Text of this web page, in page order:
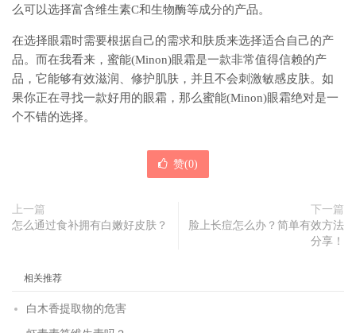
么可以选择富含维生素C和生物酶等成分的产品。
在选择眼霜时需要根据自己的需求和肤质来选择适合自己的产
品。而在我看来，蜜能(Minon)眼霜是一款非常值得信赖的产
品，它能够有效滋润、修护肌肤，并且不会刺激敏感皮肤。如
果你正在寻找一款好用的眼霜，那么蜜能(Minon)眼霜绝对是一
个不错的选择。
赞(0)
上一篇
怎么通过食补拥有白嫩好皮肤？
下一篇
脸上长痘怎么办？简单有效方法
分享！
相关推荐
白木香提取物的危害